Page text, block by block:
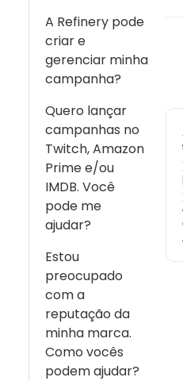
A Refinery pode
criar e
gerenciar minha
campanha?
Quero lançar
campanhas no
Twitch, Amazon
Prime e/ou
IMDB. Você
pode me
ajudar?
Estou
preocupado
com a
reputação da
minha marca.
Como vocês
podem ajudar?